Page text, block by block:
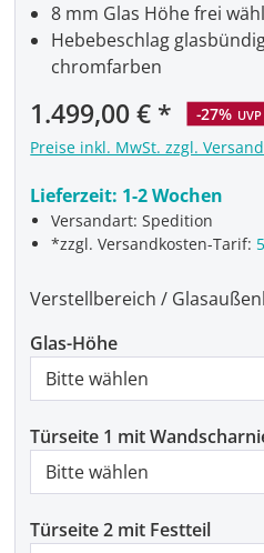
Verkaufspreis:
1.499,00 € -27% UVP
Preise inkl. MwSt. zzgl.
Lieferzeit: 1-2 Wochen
Versandart: Spedition
*zzgl. Versandkosten-Tarif: 5
8 mm Glas Höhe frei
Hebebeschlag
chromfarben
Verstellbereich /
Glas-Höhe
Türseite 1 mit
Türseite 2 mit Festteil